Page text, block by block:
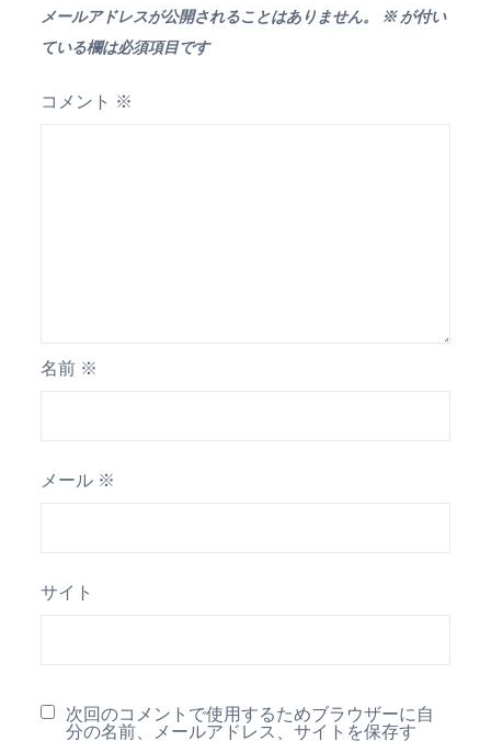
メールアドレスが公開されることはありません。 ※が付い
ている欄は必須項目です
コメント ※
名前 ※
メール ※
サイト
次回のコメントで使用するためブラウザーに自
分の名前、メールアドレス、サイトを保存す